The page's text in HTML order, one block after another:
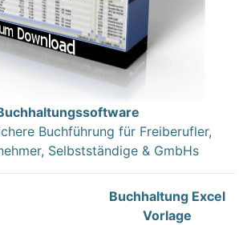
Buchführung für Freiberufler,
Selbstständige & GmbHs
Buchhaltung Excel
Vorlage